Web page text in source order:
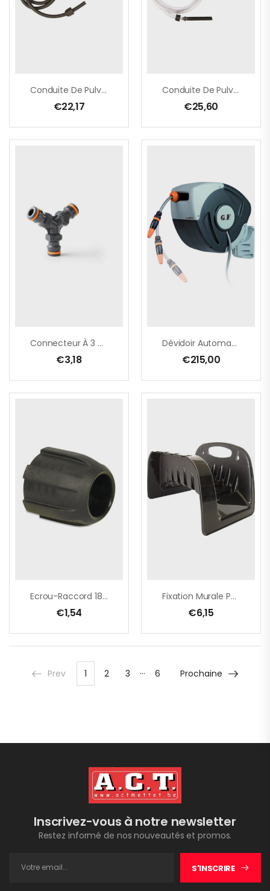
Conduite De Pulvérisation Pour FLORI
€22,17
Conduite De Pulvérisation Pour PRIMER / VERIS
€25,60
Connecteur À 3 Mamelons
€3,18
Dévidoir Automatique Tuyau PVC Incl. REWall30 – 30 M
€215,00
Ecrou-Raccord 18 X 1,5 Cm
€1,54
Fixation Murale Pour Tuyau
€6,15
Prev 1 2 3 … 6 Prochaine
Inscrivez-vous à notre newsletter
Restez informé de nos nouveautés et promos.
S'INSCRIRE